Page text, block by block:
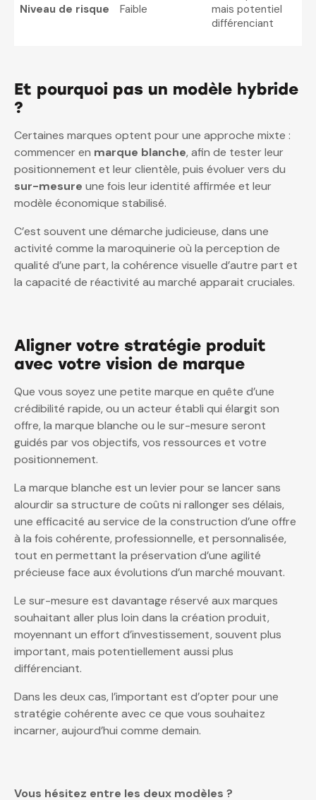
Niveau de risque Faible
mais potentiel
différenciant
Et pourquoi pas un modèle hybride
?
Certaines marques optent pour une approche mixte :
commencer en marque blanche, afin de tester leur
positionnement et leur clientèle, puis évoluer vers du
sur-mesure une fois leur identité affirmée et leur
modèle économique stabilisé.
C’est souvent une démarche judicieuse, dans une
activité comme la maroquinerie où la perception de
qualité d’une part, la cohérence visuelle d’autre part et
la capacité de réactivité au marché apparait cruciales.
Aligner votre stratégie produit
avec votre vision de marque
Que vous soyez une petite marque en quête d’une
crédibilité rapide, ou un acteur établi qui élargit son
offre, la marque blanche ou le sur-mesure seront
guidés par vos objectifs, vos ressources et votre
positionnement.
La marque blanche est un levier pour se lancer sans
alourdir sa structure de coûts ni rallonger ses délais,
une efficacité au service de la construction d’une offre
à la fois cohérente, professionnelle, et personnalisée,
tout en permettant la préservation d’une agilité
précieuse face aux évolutions d’un marché mouvant.
Le sur-mesure est davantage réservé aux marques
souhaitant aller plus loin dans la création produit,
moyennant un effort d’investissement, souvent plus
important, mais potentiellement aussi plus
différenciant.
Dans les deux cas, l’important est d’opter pour une
stratégie cohérente avec ce que vous souhaitez
incarner, aujourd’hui comme demain.
Vous hésitez entre les deux modèles ?